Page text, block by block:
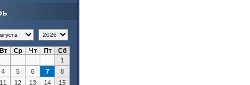
Вт Ср Чт Пт
Сб
1
4 5 6 7
8
11 12 13 14
15